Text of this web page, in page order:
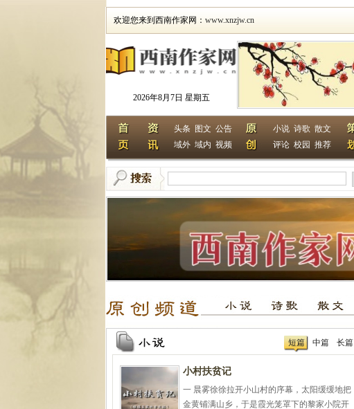
欢迎您来到西南作家网： www.xnzjw.cn
2026年8月7日 星期五
头条 图文 公告
域外 域内 视频
小说 诗歌 散文
评论 校园 推荐
短篇 中篇 长篇
小村扶贫记
一 晨雾徐徐拉开小山村的序幕，太阳缓缓地把
金黄铺满山乡，于是霞光笼罩下的黎家小院开